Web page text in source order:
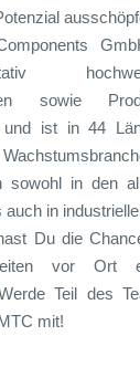
sowie
und ist in 44
sowohl in den
in
Du die
vor Ort
Teil des
mit!